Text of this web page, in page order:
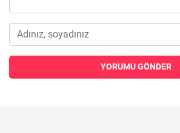
YORUMU GÖNDER